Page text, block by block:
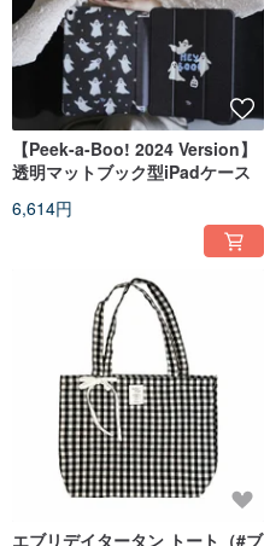
【Peek-a-Boo! 2024 Version】
透明マットブック型iPadケース
6,614円
エブリデイタータン トート（#ブ